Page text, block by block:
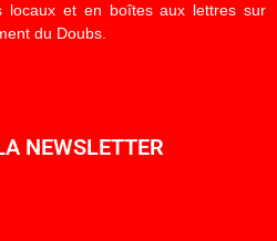
locaux et en boîtes aux lettres sur
du Doubs.
NEWSLETTER